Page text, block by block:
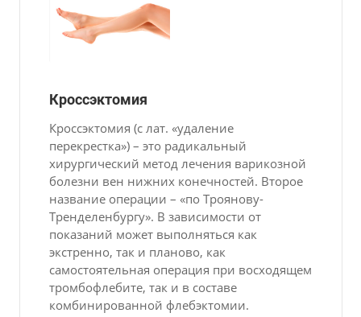
Кроссэктомия
Кроссэктомия (с лат. «удаление
перекрестка») – это радикальный
хирургический метод лечения варикозной
болезни вен нижних конечностей. Второе
название операции – «по Троянову-
Тренделенбургу». В зависимости от
показаний может выполняться как
экстренно, так и планово, как
самостоятельная операция при восходящем
тромбофлебите, так и в составе
комбинированной флебэктомии.